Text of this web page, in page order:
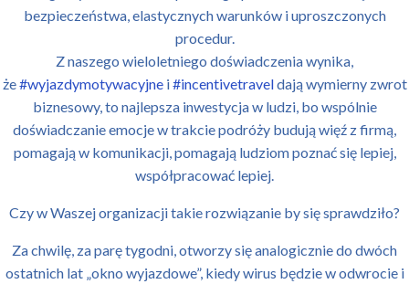
bezpieczeństwa, elastycznych warunków i uproszczonych
procedur.
Z naszego wieloletniego doświadczenia wynika,
że#wyjazdymotywacyjnei#incentivetraveldają wymierny zwrot
biznesowy, to najlepsza inwestycja w ludzi, bo wspólnie
doświadczanie emocje w trakcie podróży budują więź z firmą,
pomagają w komunikacji, pomagają ludziom poznać się lepiej,
współpracować lepiej.
Czy w Waszej organizacji takie rozwiązanie by się sprawdziło?
Za chwilę, za parę tygodni, otworzy się analogicznie do dwóch
ostatnich lat „okno wyjazdowe”, kiedy wirus będzie w odwrocie i